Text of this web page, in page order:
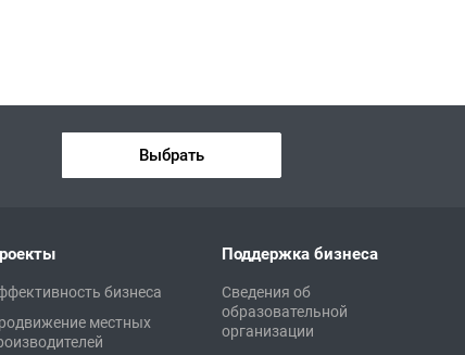
Выбрать
бизнеса
местных
Поддержка бизнеса
Сведения об
образовательной
организации